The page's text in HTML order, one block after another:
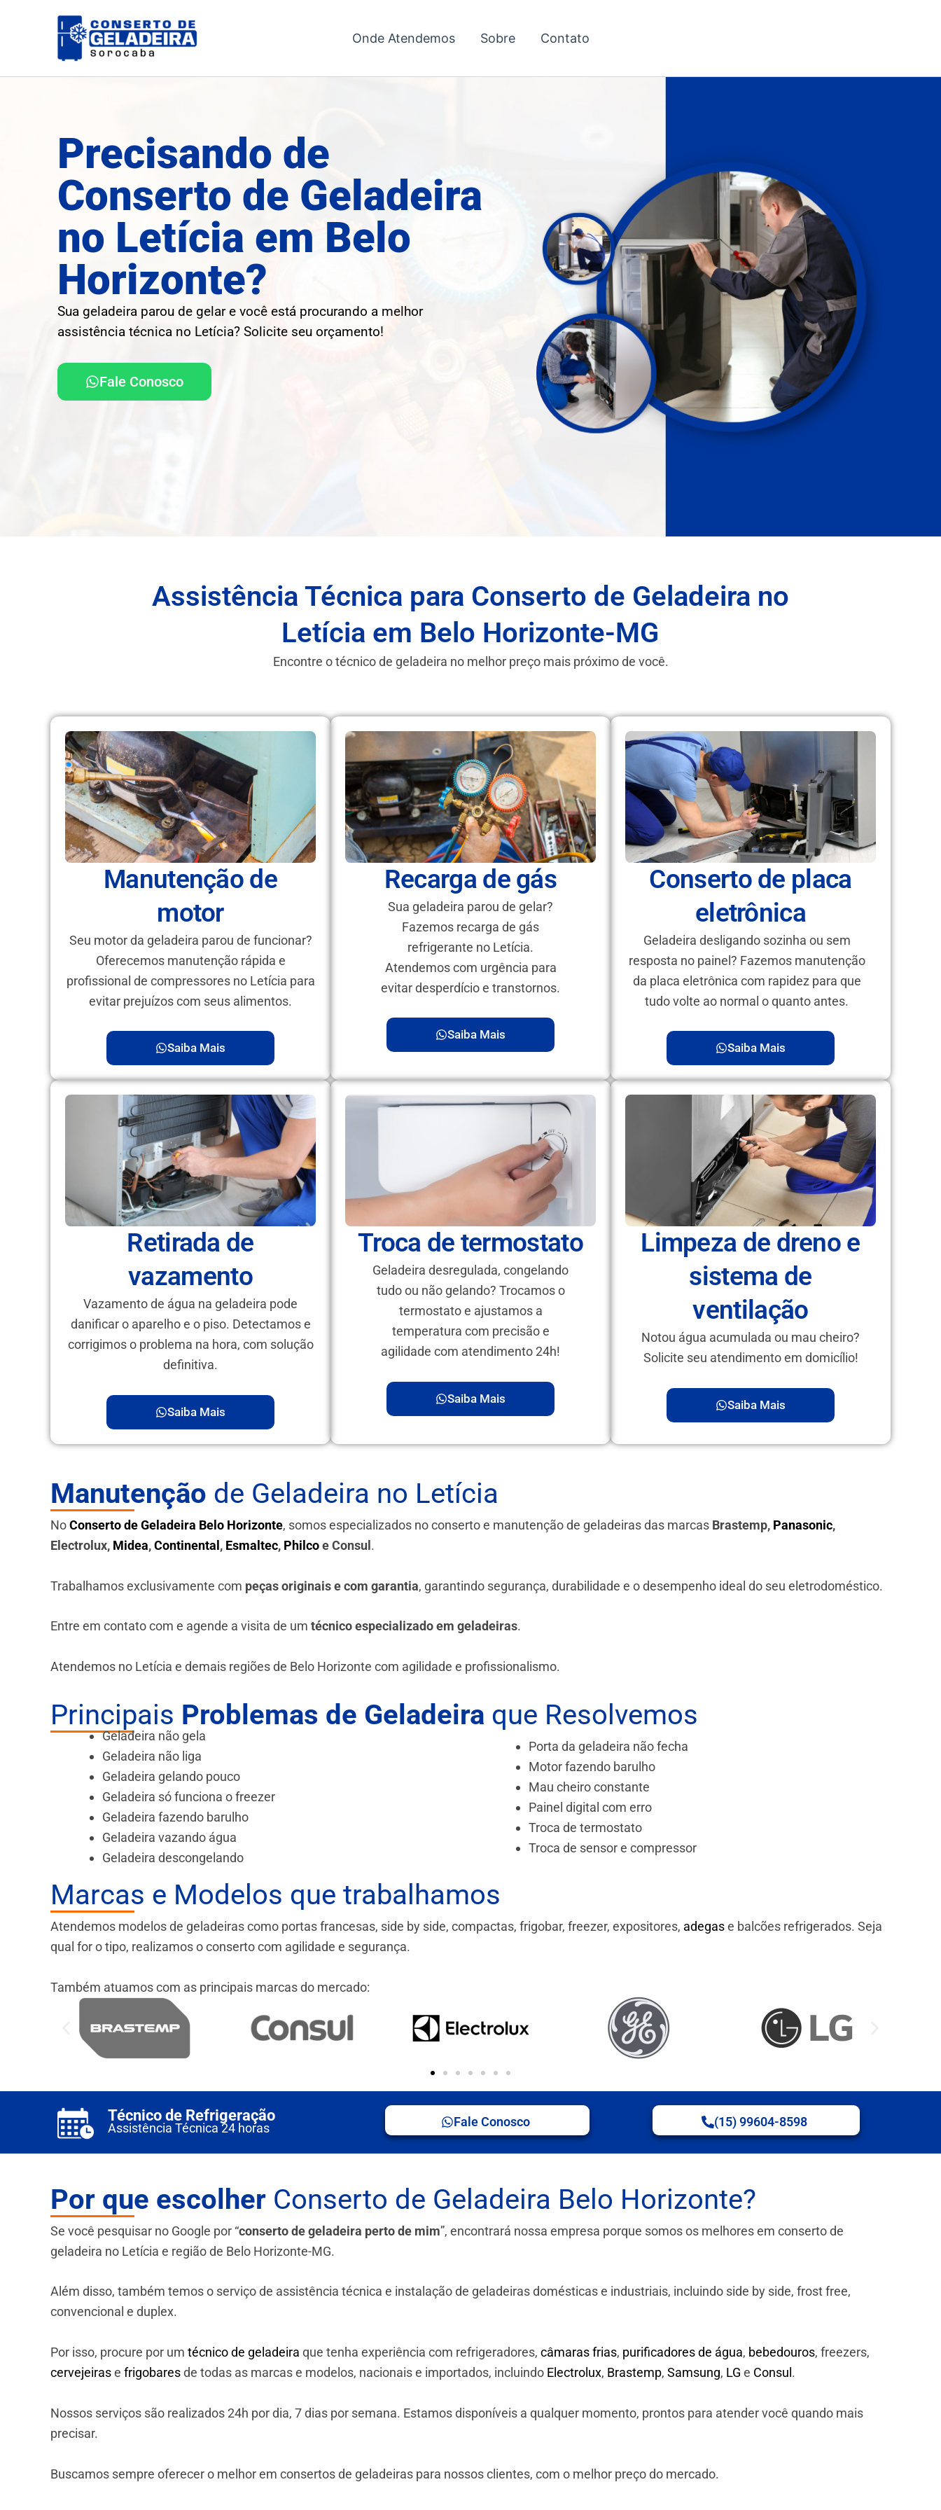
Onde Atendemos Sobre Contato
Precisando de
Conserto de Geladeira
no Letícia em Belo
Horizonte?
Sua geladeira parou de gelar e você está procurando a melhor
assistência técnica no Letícia? Solicite seu orçamento!
Fale Conosco
Assistência Técnica para Conserto de Geladeira no
Letícia em Belo Horizonte-MG
Encontre o técnico de geladeira no melhor preço mais próximo de você.
Manutenção de
motor
Seu motor da geladeira parou de funcionar?
Oferecemos manutenção rápida e
profissional de compressores no Letícia para
evitar prejuízos com seus alimentos.
Saiba Mais
Recarga de gás
Sua geladeira parou de gelar?
Fazemos recarga de gás
refrigerante no Letícia.
Atendemos com urgência para
evitar desperdício e transtornos.
Saiba Mais
Conserto de placa
eletrônica
Geladeira desligando sozinha ou sem
resposta no painel? Fazemos manutenção
da placa eletrônica com rapidez para que
tudo volte ao normal o quanto antes.
Saiba Mais
Retirada de
vazamento
Vazamento de água na geladeira pode
danificar o aparelho e o piso. Detectamos e
corrigimos o problema na hora, com solução
definitiva.
Saiba Mais
Troca de termostato
Geladeira desregulada, congelando
tudo ou não gelando? Trocamos o
termostato e ajustamos a
temperatura com precisão e
agilidade com atendimento 24h!
Saiba Mais
Limpeza de dreno e
sistema de
ventilação
Notou água acumulada ou mau cheiro?
Solicite seu atendimento em domicílio!
Saiba Mais
Manutenção de Geladeira no Letícia
NoConserto de Geladeira Belo Horizonte, somos especializados no conserto e manutenção de geladeiras das marcas Brastemp, Panasonic,
Electrolux, Midea,Continental , Esmaltec, Philcoe Consul .
Trabalhamos exclusivamente com peças originais e com garantia, garantindo segurança, durabilidade e o desempenho ideal do seu eletrodoméstico.
Entre em contato com e agende a visita de um técnico especializado em geladeiras.
Atendemos no Letícia e demais regiões de Belo Horizonte com agilidade e profissionalismo.
Principais Problemas de Geladeira que Resolvemos
Geladeira não gela
Geladeira não liga
Geladeira gelando pouco
Geladeira só funciona o freezer
Geladeira fazendo barulho
Geladeira vazando água
Geladeira descongelando
Porta da geladeira não fecha
Motor fazendo barulho
Mau cheiro constante
Painel digital com erro
Troca de termostato
Troca de sensor e compressor
Marcas e Modelos que trabalhamos
Atendemos modelos de geladeiras como portas francesas, side by side, compactas, frigobar, freezer, expositores, adegase balcões refrigerados. Seja
qual for o tipo, realizamos o conserto com agilidade e segurança.
Também atuamos com as principais marcas do mercado:
Técnico de Refrigeração
Assistência Técnica 24 horas Fale Conosco (15) 99604-8598
Por que escolher Conserto de Geladeira Belo Horizonte?
Se você pesquisar no Google por “conserto de geladeira perto de mim”, encontrará nossa empresa porque somos os melhores em conserto de
geladeira no Letícia e região de Belo Horizonte-MG.
Além disso, também temos o serviço de assistência técnica e instalação de geladeiras domésticas e industriais, incluindo side by side, frost free,
convencional e duplex.
Por isso, procure por um técnico de geladeira que tenha experiência com refrigeradores, câmaras frias, purificadores de água, bebedouros, freezers,
cervejeirase frigobaresde todas as marcas e modelos, nacionais e importados, incluindo Electrolux, Brastemp, Samsung, LG e Consul .
Nossos serviços são realizados 24h por dia, 7 dias por semana. Estamos disponíveis a qualquer momento, prontos para atender você quando mais
precisar.
Buscamos sempre oferecer o melhor em consertos de geladeiras para nossos clientes, com o melhor preço do mercado.